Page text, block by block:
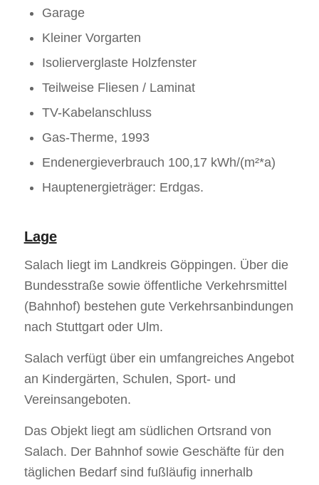
Garage
Kleiner Vorgarten
Isolierverglaste Holzfenster
Teilweise Fliesen / Laminat
TV-Kabelanschluss
Gas-Therme, 1993
Endenergieverbrauch 100,17 kWh/(m²*a)
Hauptenergieträger: Erdgas.
Lage
Salach liegt im Landkreis Göppingen. Über die
Bundesstraße sowie öffentliche Verkehrsmittel
(Bahnhof) bestehen gute Verkehrsanbindungen
nach Stuttgart oder Ulm.
Salach verfügt über ein umfangreiches Angebot
an Kindergärten, Schulen, Sport- und
Vereinsangeboten.
Das Objekt liegt am südlichen Ortsrand von
Salach. Der Bahnhof sowie Geschäfte für den
täglichen Bedarf sind fußläufig innerhalb